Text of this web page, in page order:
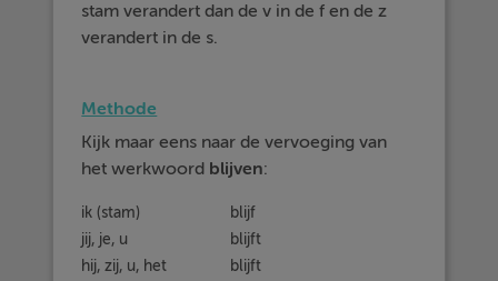
stam verandert dan de v in de f en de z
verandert in de s.
Methode
Kijk maar eens naar de vervoeging van
het werkwoord blijven:
ik (stam)
blijf
jij, je, u
blijft
hij, zij, u, het
blijft